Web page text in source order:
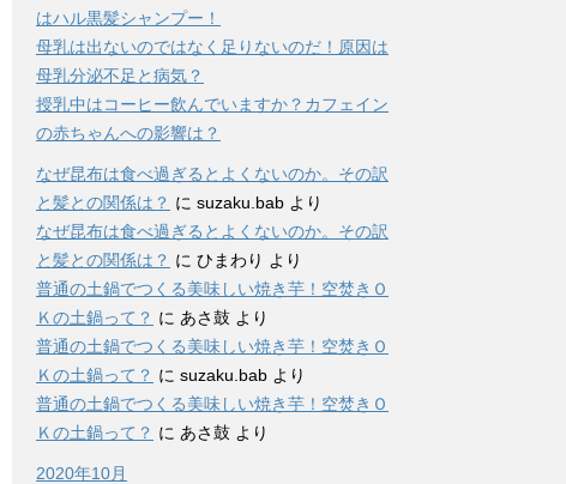
はハル黒髪シャンプー！
母乳は出ないのではなく足りないのだ！原因は
母乳分泌不足と病気？
授乳中はコーヒー飲んでいますか？カフェイン
の赤ちゃんへの影響は？
なぜ昆布は食べ過ぎるとよくないのか。その訳
と髪との関係は？ に suzaku.bab より
なぜ昆布は食べ過ぎるとよくないのか。その訳
と髪との関係は？ に ひまわり より
普通の土鍋でつくる美味しい焼き芋！空焚きＯ
Ｋの土鍋って？ に あさ鼓 より
普通の土鍋でつくる美味しい焼き芋！空焚きＯ
Ｋの土鍋って？ に suzaku.bab より
普通の土鍋でつくる美味しい焼き芋！空焚きＯ
Ｋの土鍋って？ に あさ鼓 より
2020年10月